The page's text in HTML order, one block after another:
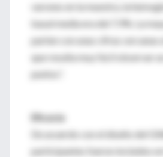
varones en la muestra, la
basal media era del 7,9%. La
parten con unas cifras cercanas
que resulta muy fácil observar
puntos”.
Eficacia
De acuerdo con el diseño del
participantes fueron incluidos